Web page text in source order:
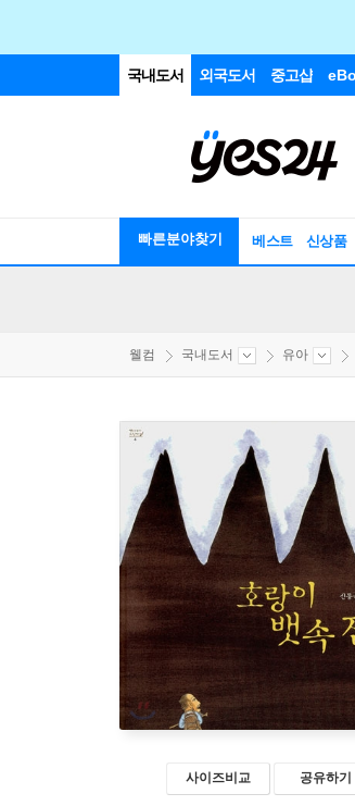
국내도서 외국도서 중고샵
빠른분야찾기 베스트 신상품
웰컴 국내도서 유아
사이즈비교 공유하기